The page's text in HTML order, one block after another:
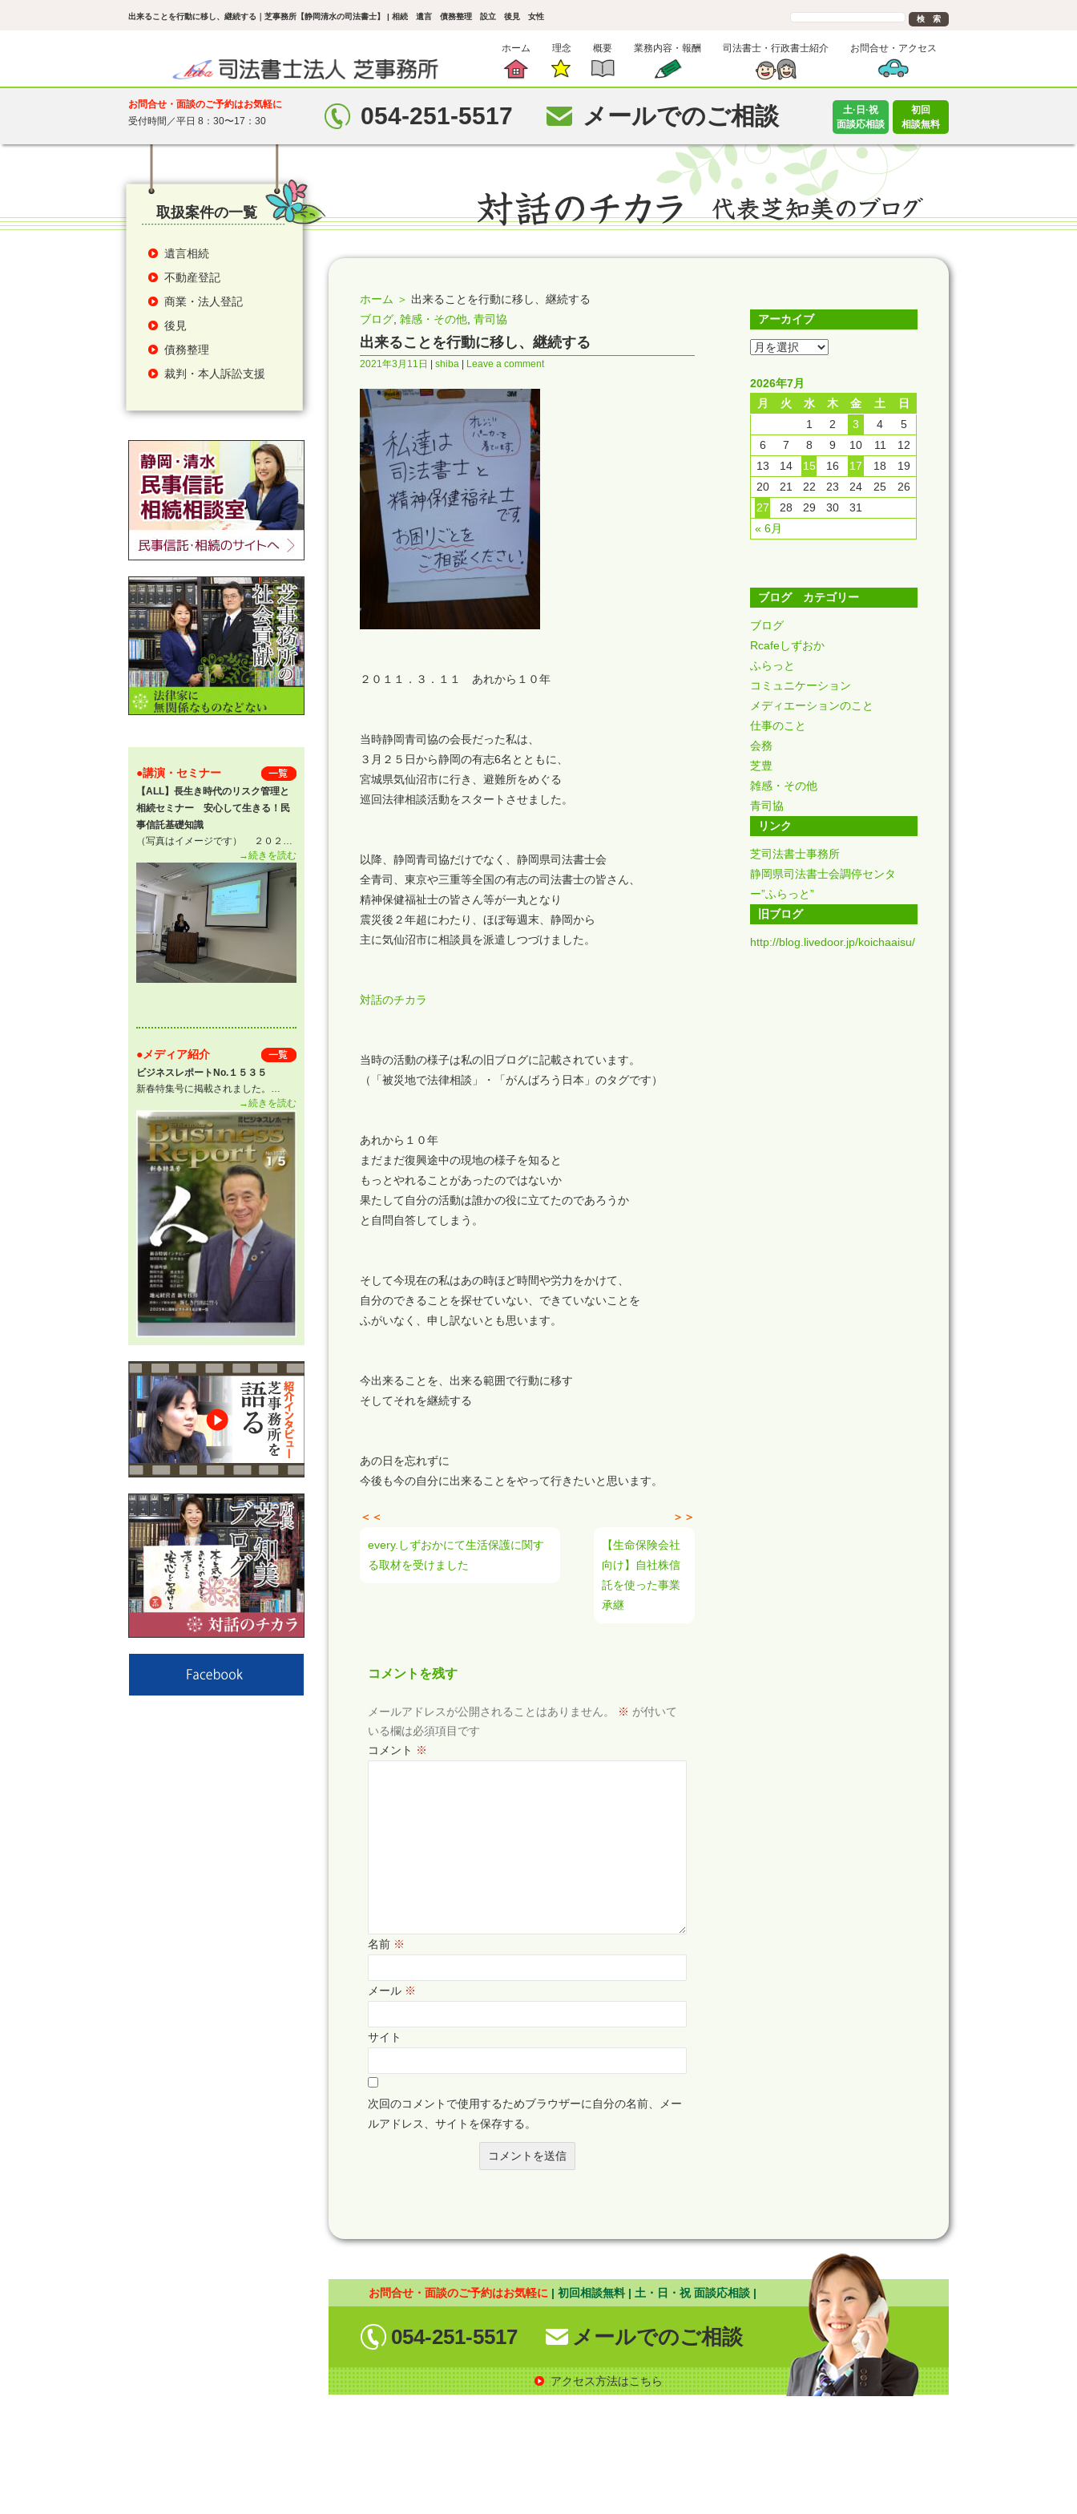
出来ることを行動に移し、継続する ｜芝事務所【静岡清水の司法書士】 | 相続 遺言 債務整理 設立 後見 女性
ホーム 理念 概要 業務内容・報酬 司法書士・行政書士紹介 お問合せ・アクセス
お問合せ・面談のご予約はお気軽に
受付時間／平日 8：30〜17：30
054-251-5517 メールでのご相談
土·日·祝
面談応相談
初回
相談無料
ホーム ＞ 出来ることを行動に移し、継続する
ブログ, 雑感・その他, 青司協
出来ることを行動に移し、継続する
2021年3月11日 shiba Leave a comment
２０１１．３．１１ あれから１０年
当時静岡青司協の会長だった私は、
３月２５日から静岡の有志6名とともに、
宮城県気仙沼市に行き、避難所をめぐる
巡回法律相談活動をスタートさせました。
以降、静岡青司協だけでなく、静岡県司法書士会
全青司、東京や三重等全国の有志の司法書士の皆さん、
精神保健福祉士の皆さん等が一丸となり
震災後２年超にわたり、ほぼ毎週末、静岡から
主に気仙沼市に相談員を派遣しつづけました。
対話のチカラ
当時の活動の様子は私の旧ブログに記載されています。
（「被災地で法律相談」・「がんばろう日本」のタグです）
あれから１０年
まだまだ復興途中の現地の様子を知ると
もっとやれることがあったのではないか
果たして自分の活動は誰かの役に立てたのであろうか
と自問自答してしまう。
そして今現在の私はあの時ほど時間や労力をかけて、
自分のできることを探せていない、できていないことを
ふがいなく、申し訳ないとも思います。
今出来ることを、出来る範囲で行動に移す
そしてそれを継続する
あの日を忘れずに
今後も今の自分に出来ることをやって行きたいと思います。
＜＜
every.しずおかにて生活保護に関す
る取材を受けました
＞＞
【生命保険会社
向け】自社株信
託を使った事業
承継
コメントを残す
メールアドレスが公開されることはありません。 ※ が付いて
いる欄は必須項目です
コメント ※
名前 ※
メール ※
サイト
次回のコメントで使用するためブラウザーに自分の名前、メー
ルアドレス、サイトを保存する。
アーカイブ
2026年7月
月
火 水 木 金 土 日
« 6月
1 2 3 4
5
6
7 8 9 10 11
12
13
14 15 16 17 18
19
20
21 22 23 24 25
26
27
28 29 30 31
ブログ カテゴリー
ブログ
Rcafeしずおか
ふらっと
コミュニケーション
メディエーションのこと
仕事のこと
会務
芝豊
雑感・その他
青司協
リンク
芝司法書士事務所
静岡県司法書士会調停センタ
ー”ふらっと”
旧ブログ
http://blog.livedoor.jp/koichaaisu/
お問合せ・面談のご予約はお気軽に | 初回相談無料 | 土・日・祝 面談応相談 |
054-251-5517 メールでのご相談
アクセス方法はこちら
取扱案件の一覧
遺言相続
不動産登記
商業・法人登記
後見
債務整理
裁判・本人訴訟支援
●講演・セミナー
【ALL】長生き時代のリスク管理と
相続セミナー 安心して生きる！民
事信託基礎知識
（写真はイメージです） ２０２…
→続きを読む
●メディア紹介
ビジネスレポートNo.１５３５
新春特集号に掲載されました。…
→続きを読む